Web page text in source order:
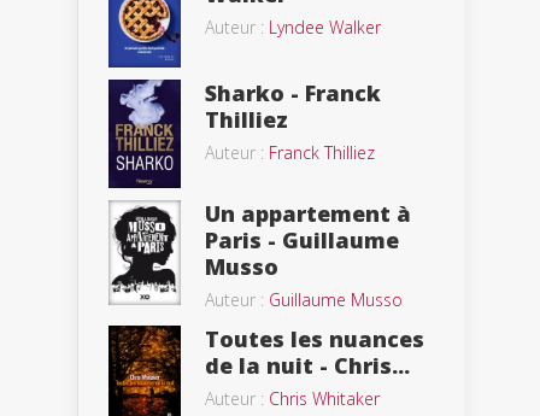
Auteur : Lyndee Walker
Sharko - Franck
Thilliez
Auteur : Franck Thilliez
Un appartement à
Paris - Guillaume
Musso
Auteur : Guillaume Musso
Toutes les nuances
de la nuit - Chris...
Auteur : Chris Whitaker